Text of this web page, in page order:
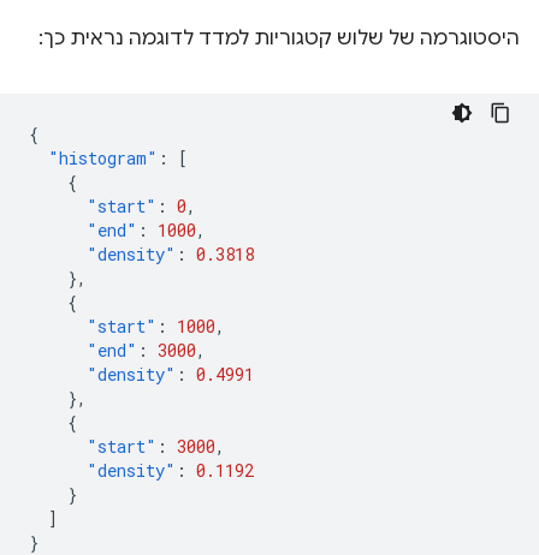
היסטוגרמה של שלוש קטגוריות למדד לדוגמה נראית כך:
{
"histogram" :
[
{
"start" : 0,
"end" : 1000,
"density" : 0.3818
},
{
"start" : 1000,
"end" : 3000,
"density" : 0.4991
},
{
"start" : 3000,
"density" : 0.1192
}
]
}